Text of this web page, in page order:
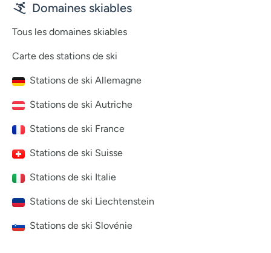
Domaines skiables
Tous les domaines skiables
Carte des stations de ski
Stations de ski Allemagne
Stations de ski Autriche
Stations de ski France
Stations de ski Suisse
Stations de ski Italie
Stations de ski Liechtenstein
Stations de ski Slovénie